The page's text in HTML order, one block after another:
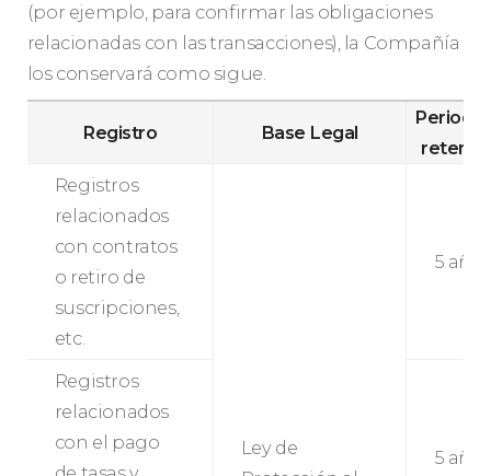
(por ejemplo, para confirmar las obligaciones
relacionadas con las transacciones), la Compañía
los conservará como sigue.
Registro Base Legal
Periodo
Registros
relacionados
con contratos
o retiro de
suscripciones,
etc.
Ley de
5 años
Registros
relacionados
con el pago
5 años